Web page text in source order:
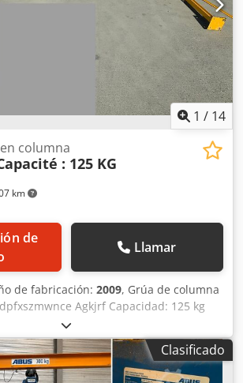
1 / 14
km
columna
: 125 KG
Llamar
de fabricación: 2009, Grúa de columna
Agkjrf Capacidad: 125 kg
2009 Altura bajo el gancho: 2,5
entregada con: 1 timón (Capacidad
total: 5 metros
Clasificado